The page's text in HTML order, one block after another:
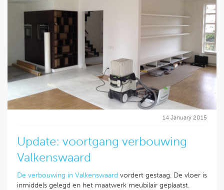
14 January 2015
Update: voortgang verbouwing
Valkenswaard
De verbouwing in Valkenswaard vordert gestaag. De vloer is
inmiddels gelegd en het maatwerk meubilair geplaatst.